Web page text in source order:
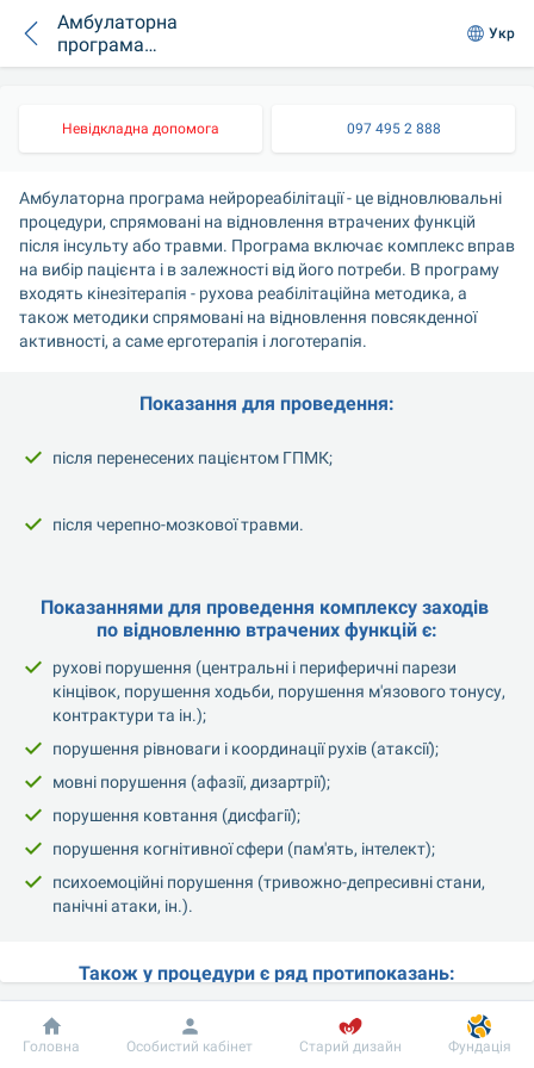
Амбулаторна
програма
нейрореабілітація
по кінезітерапії,
логотерапія і
Укр
Невідкладна допомога 097 495 2 888
Амбулаторна програма нейрореабілітації - це відновлювальні
процедури, спрямовані на відновлення втрачених функцій
після інсульту або травми. Програма включає комплекс вправ
на вибір пацієнта і в залежності від його потреби. В програму
входять кінезітерапія - рухова реабілітаційна методика, а
також методики спрямовані на відновлення повсякденної
активності, а саме ерготерапія і логотерапія.
Показання для проведення:
після перенесених пацієнтом ГПМК;
після черепно-мозкової травми.
Показаннями для проведення комплексу заходів
по відновленню втрачених функцій є:
рухові порушення (центральні і периферичні парези
кінцівок, порушення ходьби, порушення м'язового тонусу,
контрактури та ін.);
порушення рівноваги і координації рухів (атаксії);
мовні порушення (афазії, дизартрії);
порушення ковтання (дисфагії);
порушення когнітивної сфери (пам'ять, інтелект);
психоемоційні порушення (тривожно-депресивні стани,
панічні атаки, ін.).
Також у процедури є ряд протипоказань:
температура тіла більше 38 °;
Добробут Інформація Пацієнту
Головна Особистий кабінет Старий дизайн Фундація